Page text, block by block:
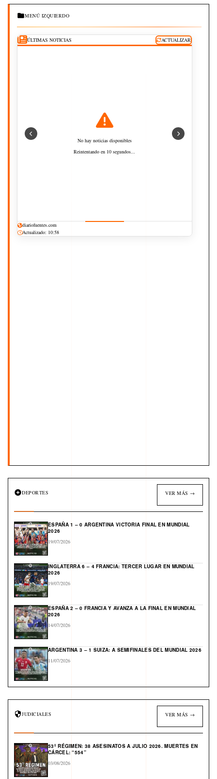
MENÚ IZQUIERDO
ÚLTIMAS NOTICIAS ACTUALIZAR
No hay noticias disponibles
Reintentando en 10 segundos...
diariofuentes.com
Actualizado: 10:58
DEPORTES VER MÁS →
ESPAÑA 1 – 0 ARGENTINA VICTORIA FINAL EN MUNDIAL
2026
19/07/2026
INGLATERRA 6 – 4 FRANCIA: TERCER LUGAR EN MUNDIAL
2026
19/07/2026
ESPAÑA 2 – 0 FRANCIA Y AVANZA A LA FINAL EN MUNDIAL
2026
14/07/2026
ARGENTINA 3 – 1 SUIZA: A SEMIFINALES DEL MUNDIAL 2026
11/07/2026
JUDICIALES VER MÁS →
53º RÉGIMEN: 38 ASESINATOS A JULIO 2026. MUERTES EN
CÁRCEL: “554”
03/08/2026